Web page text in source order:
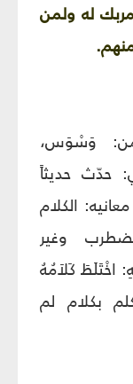
له ولمن
وَسْوَس،
حدّث حديثاً
الكلام
وغير
اخْتَلَطَ كَلاَمُهُ
بكلام لم